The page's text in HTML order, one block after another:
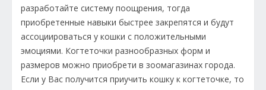
разработайте систему поощрения, тогда
приобретенные навыки быстрее закрепятся и будут
ассоциироваться у кошки с положительными
эмоциями. Когтеточки разнообразных форм и
размеров можно приобрети в зоомагазинах города.
Если у Вас получится приучить кошку к когтеточке, то